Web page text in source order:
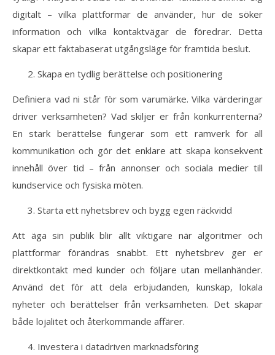
digitalt – vilka plattformar de använder, hur de söker
information och vilka kontaktvägar de föredrar. Detta
skapar ett faktabaserat utgångsläge för framtida beslut.
Skapa en tydlig berättelse och positionering
Definiera vad ni står för som varumärke. Vilka värderingar
driver verksamheten? Vad skiljer er från konkurrenterna?
En stark berättelse fungerar som ett ramverk för all
kommunikation och gör det enklare att skapa konsekvent
innehåll över tid – från annonser och sociala medier till
kundservice och fysiska möten.
Starta ett nyhetsbrev och bygg egen räckvidd
Att äga sin publik blir allt viktigare när algoritmer och
plattformar förändras snabbt. Ett nyhetsbrev ger er
direktkontakt med kunder och följare utan mellanhänder.
Använd det för att dela erbjudanden, kunskap, lokala
nyheter och berättelser från verksamheten. Det skapar
både lojalitet och återkommande affärer.
Investera i datadriven marknadsföring